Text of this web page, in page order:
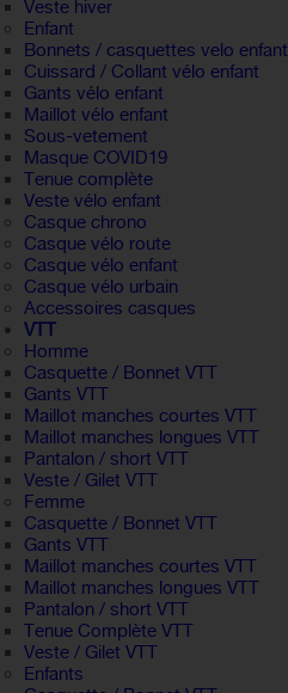
Veste hiver
Enfant
Bonnets / casquettes velo enfant
Cuissard / Collant vélo enfant
Gants vélo enfant
Maillot vélo enfant
Sous-vetement
Masque COVID19
Tenue complète
Veste vélo enfant
Casque chrono
Casque vélo route
Casque vélo enfant
Casque vélo urbain
Accessoires casques
VTT
Homme
Casquette / Bonnet VTT
Gants VTT
Maillot manches courtes VTT
Maillot manches longues VTT
Pantalon / short VTT
Veste / Gilet VTT
Femme
Casquette / Bonnet VTT
Gants VTT
Maillot manches courtes VTT
Maillot manches longues VTT
Pantalon / short VTT
Tenue Complète VTT
Veste / Gilet VTT
Enfants